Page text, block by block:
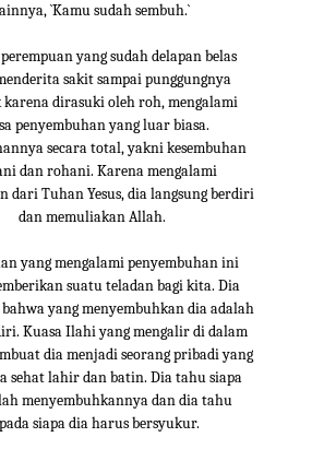
`Kamu sudah sembuh.`
yang sudah delapan belas
sakit sampai punggungnya
karena dirasuki oleh roh, mengalami
penyembuhan yang luar biasa.
secara total, yakni kesembuhan
dan rohani. Karena mengalami
dari Tuhan Yesus, dia langsung berdiri
dan memuliakan Allah.
yang mengalami penyembuhan ini
suatu teladan bagi kita. Dia
yang menyembuhkan dia adalah
Kuasa Ilahi yang mengalir di dalam
dia menjadi seorang pribadi yang
sehat lahir dan batin. Dia tahu siapa
menyembuhkannya dan dia tahu
siapa dia harus bersyukur.